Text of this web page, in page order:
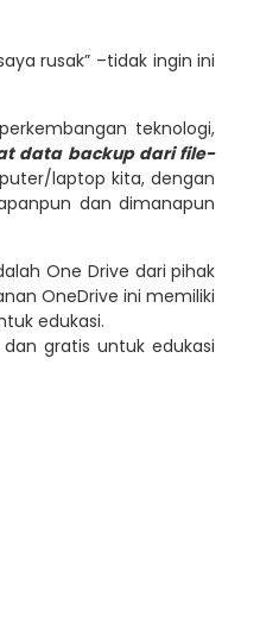
rusak” –tidak ingin ini
teknologi,
data backup dari file-
laptop kita, dengan
dan dimanapun
One Drive dari pihak
OneDrive ini memiliki
edukasi.
gratis untuk edukasi